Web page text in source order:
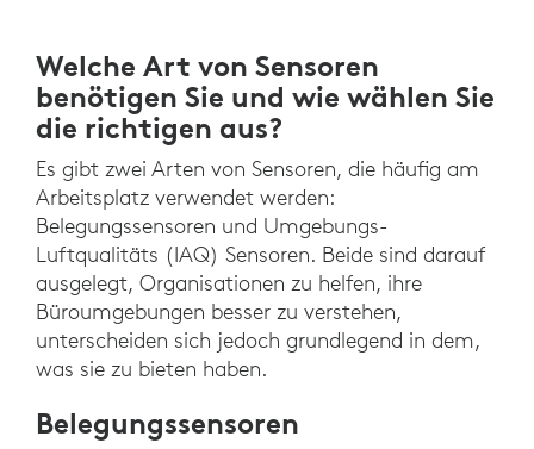
Welche Art von Sensoren
benötigen Sie und wie wählen Sie
die richtigen aus?
Es gibt zwei Arten von Sensoren, die häufig am
Arbeitsplatz verwendet werden:
Belegungssensoren und Umgebungs-
Luftqualitäts (IAQ) Sensoren. Beide sind darauf
ausgelegt, Organisationen zu helfen, ihre
Büroumgebungen besser zu verstehen,
unterscheiden sich jedoch grundlegend in dem,
was sie zu bieten haben.
Belegungssensoren